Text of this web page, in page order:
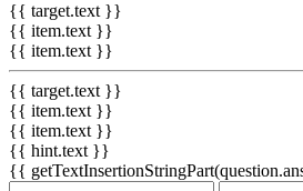
{{ target.text }}
{{ item.text }}
{{ item.text }}
{{ target.text }}
{{ item.text }}
{{ item.text }}
{{ hint.text }}
{{